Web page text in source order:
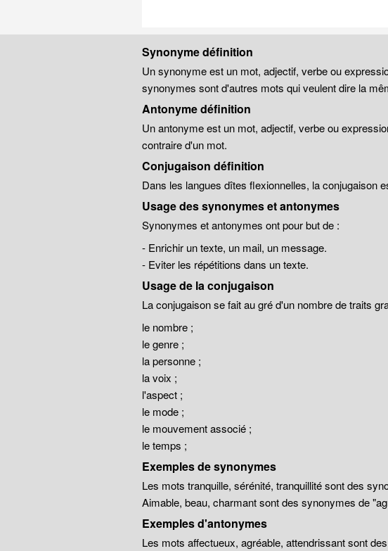
Synonyme définition
Un synonyme est un mot, adjectif, verbe ou
synonymes sont d'autres mots qui veulent dire la
Antonyme définition
Un antonyme est un mot, adjectif, verbe ou
contraire d'un mot.
Conjugaison définition
Dans les langues dîtes flexionnelles, la conjugaison
Usage des synonymes et antonymes
Synonymes et antonymes ont pour but de :
- Enrichir un texte, un mail, un message.
- Eviter les répétitions dans un texte.
Usage de la conjugaison
La conjugaison se fait au gré d'un nombre de traits
le nombre ;
le genre ;
la personne ;
la voix ;
l'aspect ;
le mode ;
le mouvement associé ;
le temps ;
Exemples de synonymes
Les mots tranquille, sérénité, tranquillité sont des
Aimable, beau, charmant sont des synonymes de
Exemples d'antonymes
Les mots affectueux, agréable, attendrissant sont